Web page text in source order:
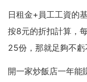
日租金+員工工資的
按8元的折扣計算，
25份，那就足夠不虧
開一家炒飯店一年能